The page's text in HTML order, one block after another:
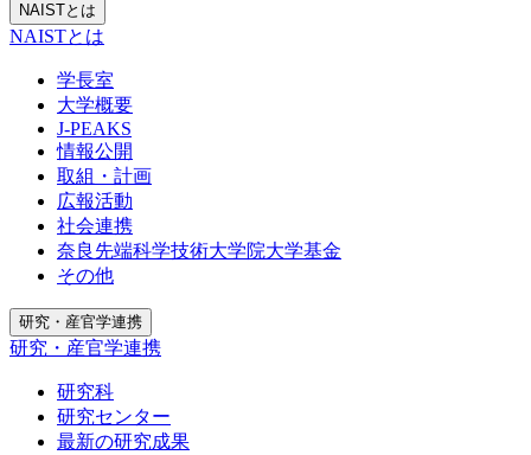
NAISTとは
NAISTとは
学長室
大学概要
J-PEAKS
情報公開
取組・計画
広報活動
社会連携
奈良先端科学技術大学院大学基金
その他
研究・産官学連携
研究・産官学連携
研究科
研究センター
最新の研究成果